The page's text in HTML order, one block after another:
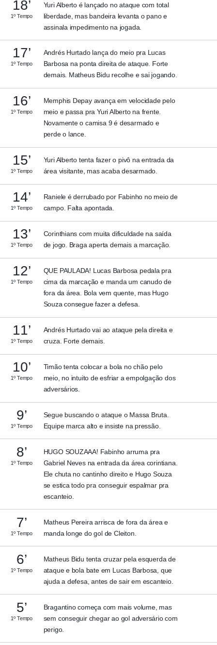
18’
1º Tempo
Yuri Alberto é lançado no ataque com total
liberdade, mas bandeira levanta o pano e
assinala impedimento na jogada.
17’
1º Tempo
Andrés Hurtado lança do meio pra Lucas
Barbosa na ponta direita de ataque. Forte
demais. Matheus Bidu recolhe e sai jogando.
16’
1º Tempo
Memphis Depay avança em velocidade pelo
meio e passa pra Yuri Alberto na frente.
Novamente o camisa 9 é desarmado e
perde o lance.
15’
1º Tempo
Yuri Alberto tenta fazer o pivô na entrada da
área visitante, mas acaba desarmado.
14’
1º Tempo
Raniele é derrubado por Fabinho no meio de
campo. Falta apontada.
13’
1º Tempo
Corinthians com muita dificuldade na saída
de jogo. Braga aperta demais a marcação.
12’
1º Tempo
QUE PAULADA! Lucas Barbosa pedala pra
cima da marcação e manda um canudo de
fora da área. Bola vem quente, mas Hugo
Souza consegue fazer a defesa.
11’
1º Tempo
Andrés Hurtado vai ao ataque pela direita e
cruza. Forte demais.
10’
1º Tempo
Timão tenta colocar a bola no chão pelo
meio, no intuito de esfriar a empolgação dos
adversários.
9’
1º Tempo
Segue buscando o ataque o Massa Bruta.
Equipe marca alto e insiste na pressão.
8’
1º Tempo
HUGO SOUZAAA! Fabinho arruma pra
Gabriel Neves na entrada da área corintiana.
Ele chuta no cantinho direito e Hugo Souza
se estica todo pra conseguir espalmar pra
escanteio.
7’
1º Tempo
Matheus Pereira arrisca de fora da área e
manda longe do gol de Cleiton.
6’
1º Tempo
Matheus Bidu tenta cruzar pela esquerda de
ataque e bola bate em Lucas Barbosa, que
ajuda a defesa, antes de sair em escanteio.
5’
1º Tempo
Bragantino começa com mais volume, mas
sem conseguir chegar ao gol adversário com
perigo.